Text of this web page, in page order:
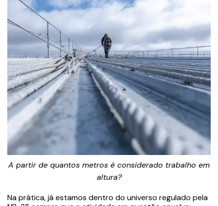
A partir de quantos metros é considerado trabalho em
altura?
Na prática, já estamos dentro do universo regulado pela